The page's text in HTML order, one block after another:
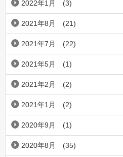
2022年1月 (3)
2021年8月 (21)
2021年7月 (22)
2021年5月 (1)
2021年2月 (2)
2021年1月 (2)
2020年9月 (1)
2020年8月 (35)